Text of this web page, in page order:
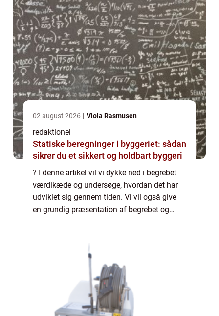
02 august 2026 Viola Rasmusen
redaktionel
Statiske beregninger i byggeriet: sådan
sikrer du et sikkert og holdbart byggeri
? I denne artikel vil vi dykke ned i begrebet
værdikæde og undersøge, hvordan det har
udviklet sig gennem tiden. Vi vil også give
en grundig præsentation af begrebet og